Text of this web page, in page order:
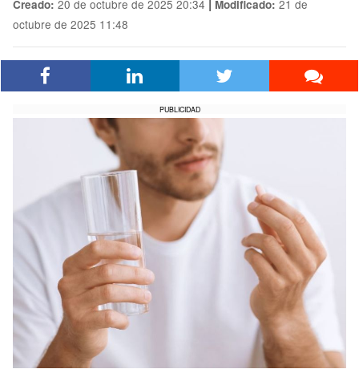
Creado: 20 de octubre de 2025 20:34 Modificado: 21 de
octubre de 2025 11:48
PUBLICIDAD